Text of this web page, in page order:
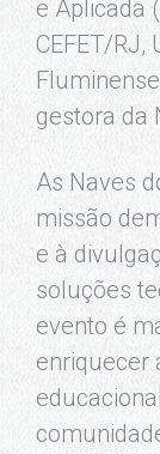
e Aplicada
CEFET/RJ,
gestora da
As Naves
missão
e à
soluções
evento é
enriquecer